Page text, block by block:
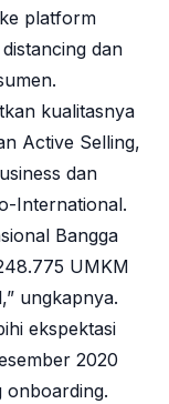
platform
dan
kualitasnya
Active Selling,
dan
International.
Bangga
UMKM
ungkapnya.
ekspektasi
2020
onboarding.